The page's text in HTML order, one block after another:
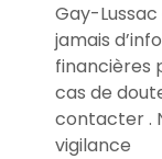
Gay-
jamais
financières
cas de
contacter .
vigilance